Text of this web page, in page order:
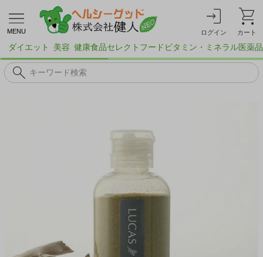
MENU ログイン カート
ダイエット 美容 健康食品セレクトフード ビタミン・ミネラル医薬品